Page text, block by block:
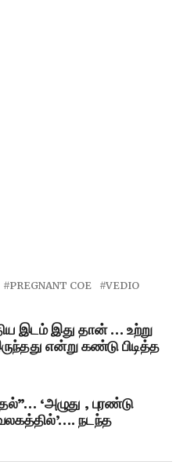
PREGNANT COE VEDIO
இடம் இது தான் … உற்று
என்று கண்டு பிடித்த
‘அழுது , புரண்டு
நடந்த